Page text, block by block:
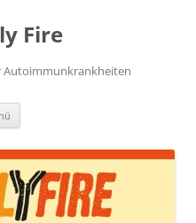
Fire
Autoimmunkrankheiten